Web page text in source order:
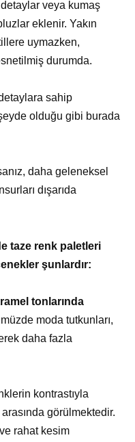
veya kumaş
eklenir. Yakın
uymazken,
durumda.
detaylara sahip
şeyde olduğu gibi burada
daha geleneksel
dışarıda
taze renk paletleri
şunlardır:
tonlarında
moda tutkunları,
daha fazla
kontrastıyla
görülmektedir.
rahat kesim